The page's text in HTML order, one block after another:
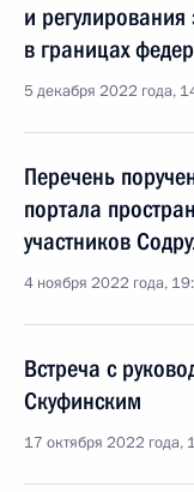
и
в границах
5 декабря 2022 года,
Перечень
портала
участников
4 ноября 2022 года,
Встреча с
Скуфинским
17 октября 2022 года,